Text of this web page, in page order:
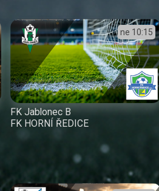
ne 10:15
FK Jablonec B
FK HORNÍ ŘEDICE